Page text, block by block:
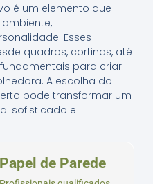
é um elemento que
Esses
quadros, cortinas, até
para criar
A escolha do
pode transformar um
sofisticado e
de Parede